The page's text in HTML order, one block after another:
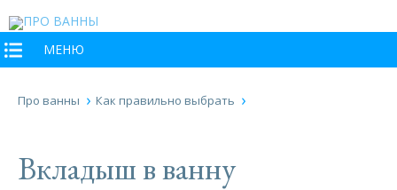
МЕНЮ
Про ванны Как правильно выбрать
Вкладыш в ванну